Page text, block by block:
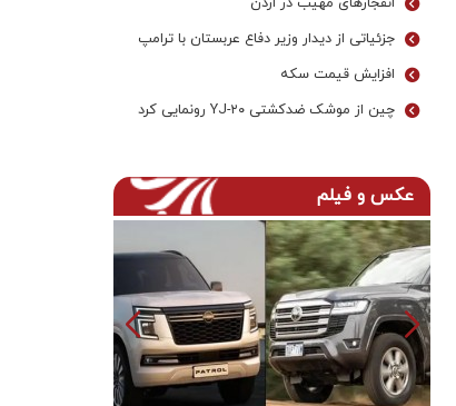
جزئیاتی از دیدار وزیر دفاع عربستان با ترامپ
افزایش قیمت سکه
چین از موشک ضدکشتی YJ-۲۰ رونمایی کرد
عکس و فیلم